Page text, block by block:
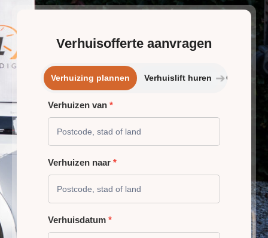
Verhuisofferte aanvragen
Verhuizing plannen Verhuislift huren
VERHUIZING
PLANNEN
Verhuizen van *
Verhuizen naar *
Verhuisdatum *
➔